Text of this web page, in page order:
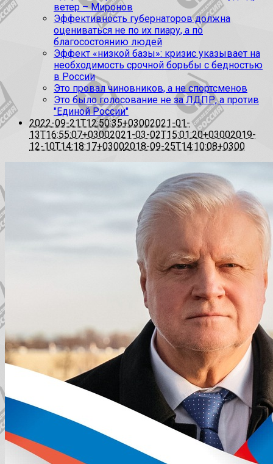
ветер – Миронов
Эффективность губернаторов должна
оцениваться не по их пиару, а по
благосостоянию людей
Эффект «низкой базы»: кризис указывает на
необходимость срочной борьбы с бедностью
в России
Это провал чиновников, а не спортсменов
Это было голосование не за ЛДПР, а против
"Единой России"
2022-09-21T12:50:35+03002021-01-
13T16:55:07+03002021-03-02T15:01:20+03002019-
12-10T14:18:17+03002018-09-25T14:10:08+0300